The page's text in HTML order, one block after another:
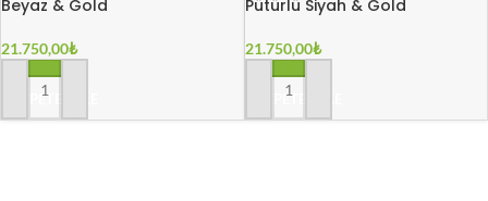
Beyaz & Gold
21.750,00₺
SEPETE EKLE
Pütürlü Siyah & Gold
21.750,00₺
SEPETE EKLE